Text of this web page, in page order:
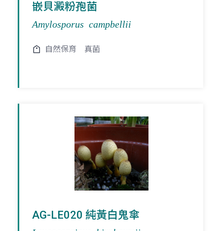
嵌貝澱粉孢菌
Amylosporus campbellii
自然保育 真菌
AG-LE020 純黃白鬼傘